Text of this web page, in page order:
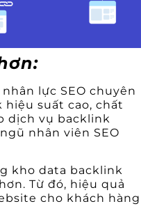
lực SEO chuyên
suất cao, chất
dịch vụ backlink
nhân viên SEO
kho data backlink
Từ đó, hiệu quả
cho khách hàng